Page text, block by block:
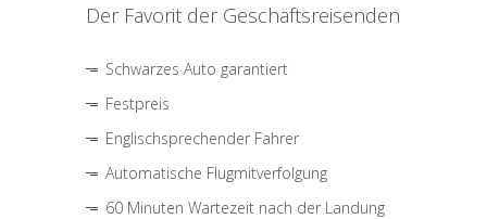
Der Favorit der Geschäftsreisenden
Schwarzes Auto garantiert
Festpreis
Englischsprechender Fahrer
Automatische Flugmitverfolgung
60 Minuten Wartezeit nach der Landung